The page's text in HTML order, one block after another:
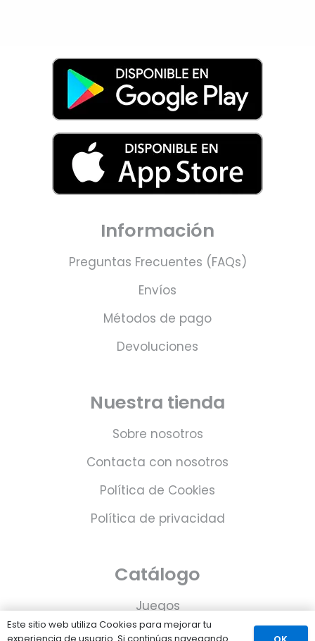
Información
Preguntas Frecuentes (FAQs)
Envíos
Métodos de pago
Devoluciones
Nuestra tienda
Sobre nosotros
Contacta con nosotros
Política de Cookies
Política de privacidad
Catálogo
Juegos
Consolas
Este sitio web utiliza Cookies para mejorar tu